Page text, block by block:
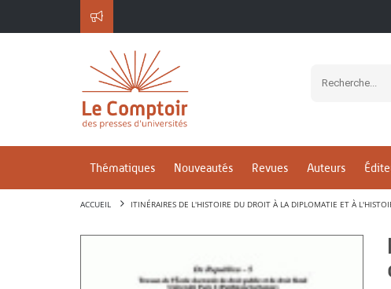
Thématiques Nouveautés Revues Auteurs
ACCUEIL ITINÉRAIRES DE L'HISTOIRE DU DROIT À LA DIPLOMATIE ET À